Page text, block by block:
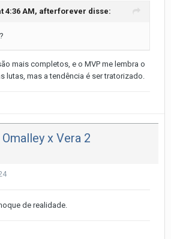
4:36 AM, afterforever disse:
mais completos, e o MVP me lembra o
lutas, mas a tendência é ser tratorizado.
x Vera 2
de realidade.